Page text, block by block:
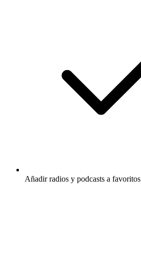
Añadir radios y podcasts a favoritos